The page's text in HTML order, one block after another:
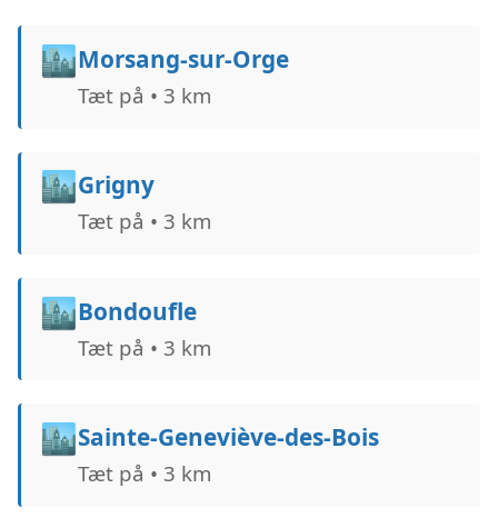
🏙️Morsang-sur-Orge
Tæt på • 3 km
🏙️Grigny
Tæt på • 3 km
🏙️Bondoufle
Tæt på • 3 km
🏙️Sainte-Geneviève-des-Bois
Tæt på • 3 km